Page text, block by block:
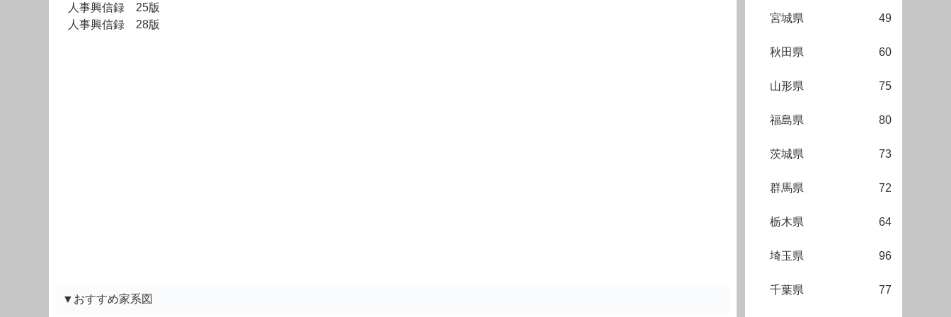
人事興信録 25版
人事興信録 28版
▼おすすめ家系図
宮城県 49
秋田県 60
山形県 75
福島県 80
茨城県 73
群馬県 72
栃木県 64
埼玉県 96
千葉県 77